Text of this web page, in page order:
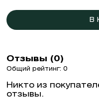
В
Отзывы (0)
Общий рейтинг: 0
Никто из
отзывы.